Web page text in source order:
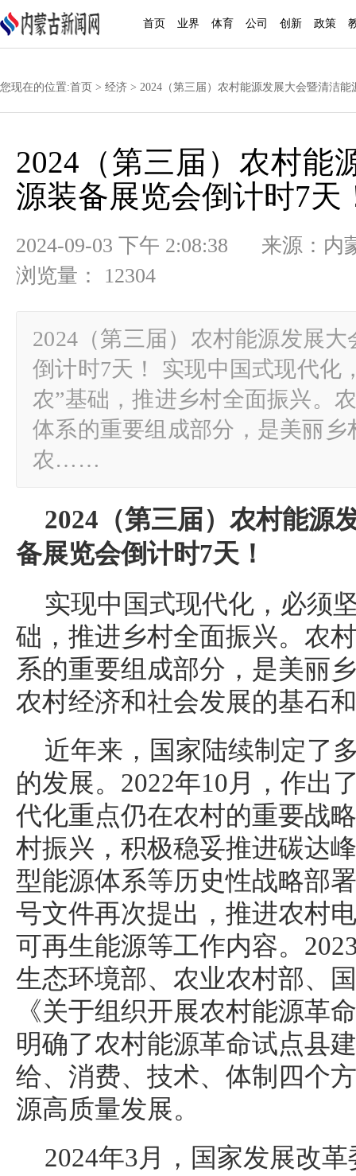
首页 业界 体育 公司 创新 政策
您现在的位置:首页 > 经济 > 2024（第三届）农村能源发展大会暨清洁
2024（第三届）农村能
源装备展览会倒计时7天
2024-09-03 下午 2:08:38 来源：
浏览量： 12304
2024（第三届）农村能源发展
倒计时7天！ 实现中国式现代化
农”基础，推进乡村全面振兴。
体系的重要组成部分，是美丽
农……
2024 （第三届） 农村能源
备展览会倒计时7天！
实现中国式现代化，必须
础，推进乡村全面振兴。农
系的重要组成部分，是美丽
农村经济和社会发展的基石
近年来，国家陆续制定了
的发展。2022年10月，作出
代化重点仍在农村的重要战
村振兴，积极稳妥推进碳达
型能源体系等历史性战略部
号文件再次提出，推进农村
可再生能源等工作内容。
生态环境部、农业农村部、
《关于组织开展农村能源革
明确了农村能源革命试点县
给、消费、技术、体制四个
源高质量发展。
2024年3月，国家发展改